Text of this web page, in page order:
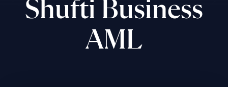
Shufti Business
AML